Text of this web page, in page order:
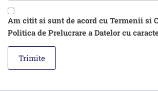
Am citit si sunt de acord cu Termenii si
Politica de Prelucrare a Datelor cu